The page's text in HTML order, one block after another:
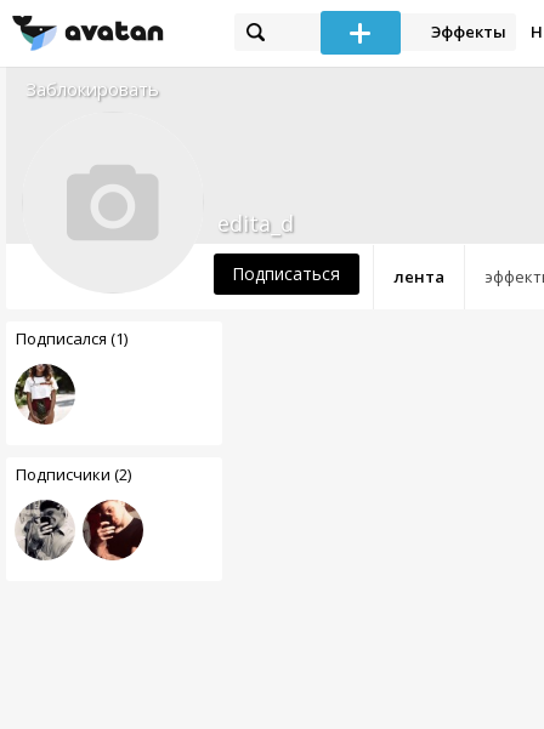
Эффекты
Заблокировать
лента
edita_d
Подписаться
Подписался (1)
Подписчики (2)